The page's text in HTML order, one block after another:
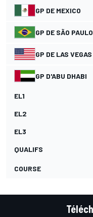
GP DE MEXICO
GP DE SÃO PAULO
GP DE LAS VEGAS
GP D'ABU DHABI
EL1
EL2
EL3
QUALIFS
COURSE